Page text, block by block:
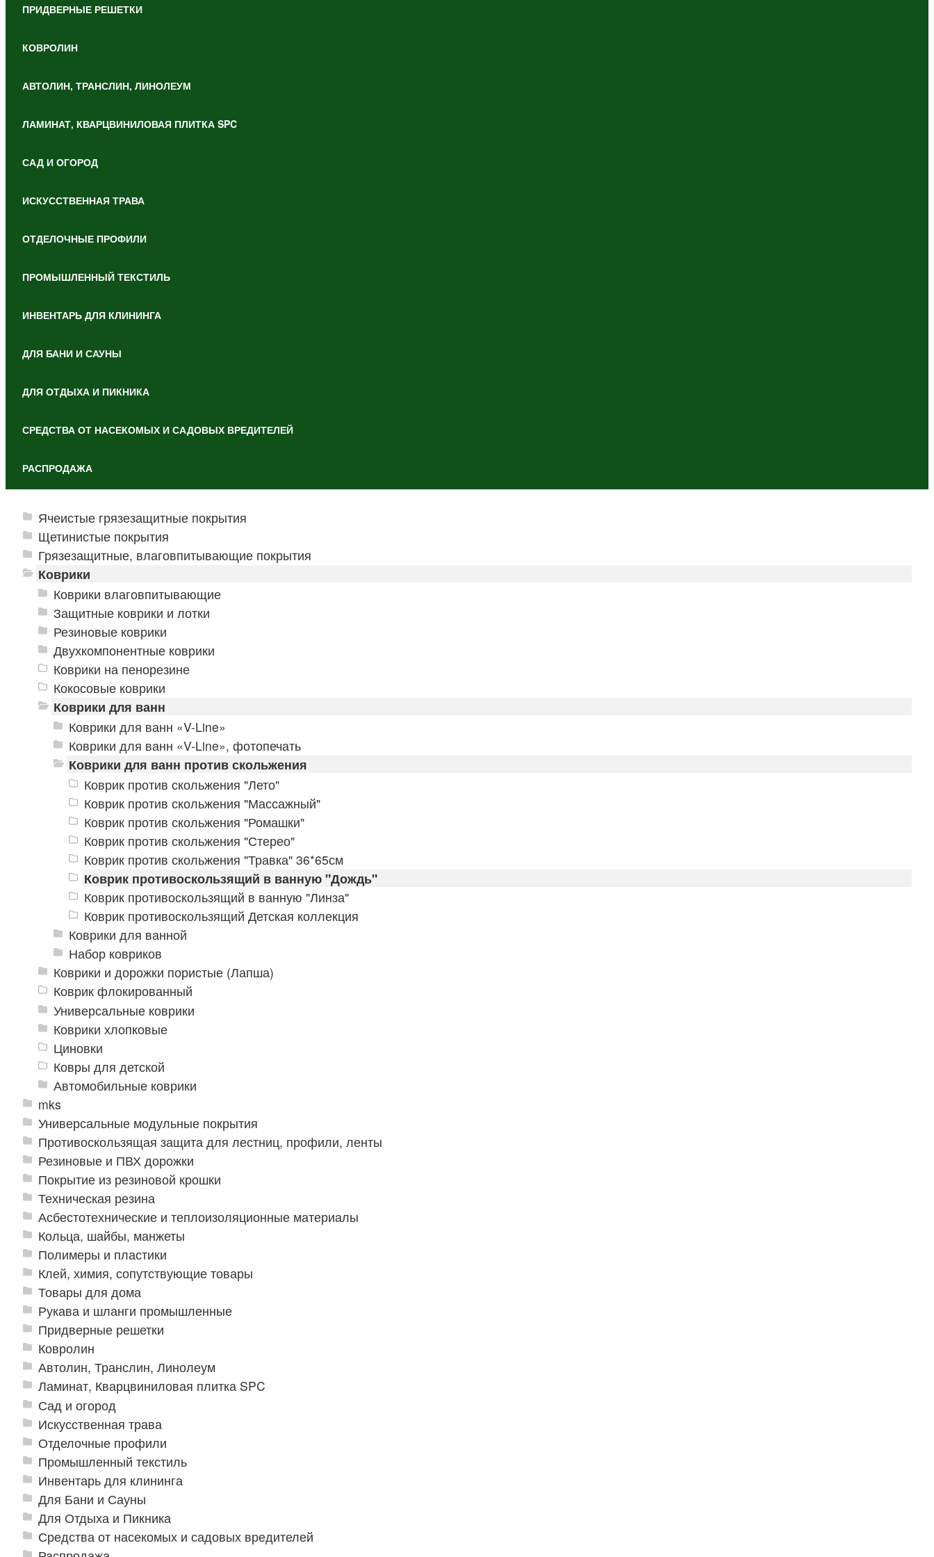
ПРИДВЕРНЫЕ РЕШЕТКИ
КОВРОЛИН
АВТОЛИН, ТРАНСЛИН, ЛИНОЛЕУМ
ЛАМИНАТ, КВАРЦВИНИЛОВАЯ ПЛИТКА SPC
САД И ОГОРОД
ИСКУССТВЕННАЯ ТРАВА
ОТДЕЛОЧНЫЕ ПРОФИЛИ
ПРОМЫШЛЕННЫЙ ТЕКСТИЛЬ
ИНВЕНТАРЬ ДЛЯ КЛИНИНГА
ДЛЯ БАНИ И САУНЫ
ДЛЯ ОТДЫХА И ПИКНИКА
СРЕДСТВА ОТ НАСЕКОМЫХ И САДОВЫХ ВРЕДИТЕЛЕЙ
РАСПРОДАЖА
Ячеистые грязезащитные покрытия
Щетинистые покрытия
Грязезащитные, влаговпитывающие покрытия
Коврики
Коврики влаговпитывающие
Защитные коврики и лотки
Резиновые коврики
Двухкомпонентные коврики
Коврики на пенорезине
Кокосовые коврики
Коврики для ванн
Коврики для ванн «V-Line»
Коврики для ванн «V-Line», фотопечать
Коврики для ванн против скольжения
Коврик против скольжения "Лето"
Коврик против скольжения "Массажный"
Коврик против скольжения "Ромашки"
Коврик против скольжения "Стерео"
Коврик против скольжения "Травка" 36*65см
Коврик противоскользящий в ванную "Дождь"
Коврик противоскользящий в ванную "Линза"
Коврик противоскользящий Детская коллекция
Коврики для ванной
Набор ковриков
Коврики и дорожки пористые (Лапша)
Коврик флокированный
Универсальные коврики
Коврики хлопковые
Циновки
Ковры для детской
Автомобильные коврики
mks
Универсальные модульные покрытия
Противоскользящая защита для лестниц, профили, ленты
Резиновые и ПВХ дорожки
Покрытие из резиновой крошки
Техническая резина
Асбестотехнические и теплоизоляционные материалы
Кольца, шайбы, манжеты
Полимеры и пластики
Клей, химия, сопутствующие товары
Товары для дома
Рукава и шланги промышленные
Придверные решетки
Ковролин
Автолин, Транслин, Линолеум
Ламинат, Кварцвиниловая плитка SPC
Сад и огород
Искусственная трава
Отделочные профили
Промышленный текстиль
Инвентарь для клининга
Для Бани и Сауны
Для Отдыха и Пикника
Средства от насекомых и садовых вредителей